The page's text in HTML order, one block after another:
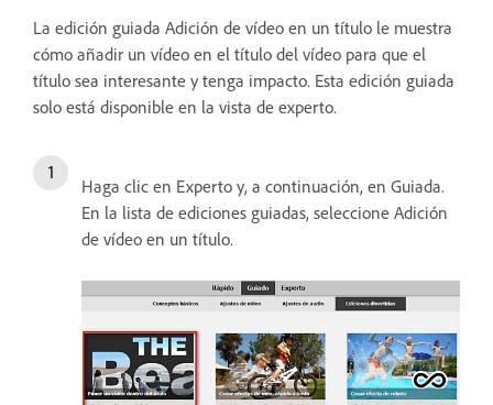
La edición guiada Adición de vídeo en un título le muestra
cómo añadir un vídeo en el título del vídeo para que el
título sea interesante y tenga impacto. Esta edición guiada
solo está disponible en la vista de experto.
Haga clic en Experto y, a continuación, en Guiada.
En la lista de ediciones guiadas, seleccione Adición
de vídeo en un título.